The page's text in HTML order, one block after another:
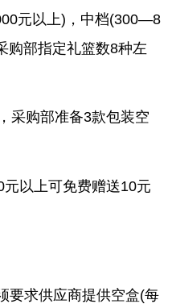
元以上)，中档(300—8
部指定礼篮数8种左
采购部准备3款包装空
以上可免费赠送10元
要求供应商提供空盒(每